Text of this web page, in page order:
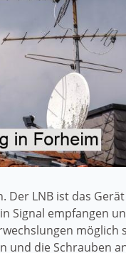
Der LNB ist das
Signal empfangen
möglich
und die Schrauben